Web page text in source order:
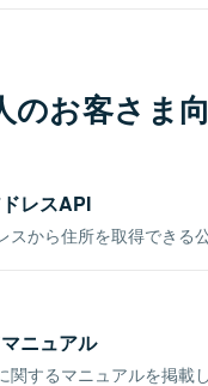
のお客さま
レスAPI
から住所を取得できる
ニュアル
するマニュアルを掲載